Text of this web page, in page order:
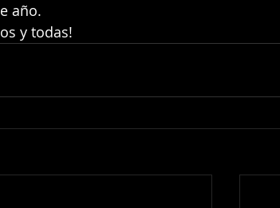
año.
y todas!